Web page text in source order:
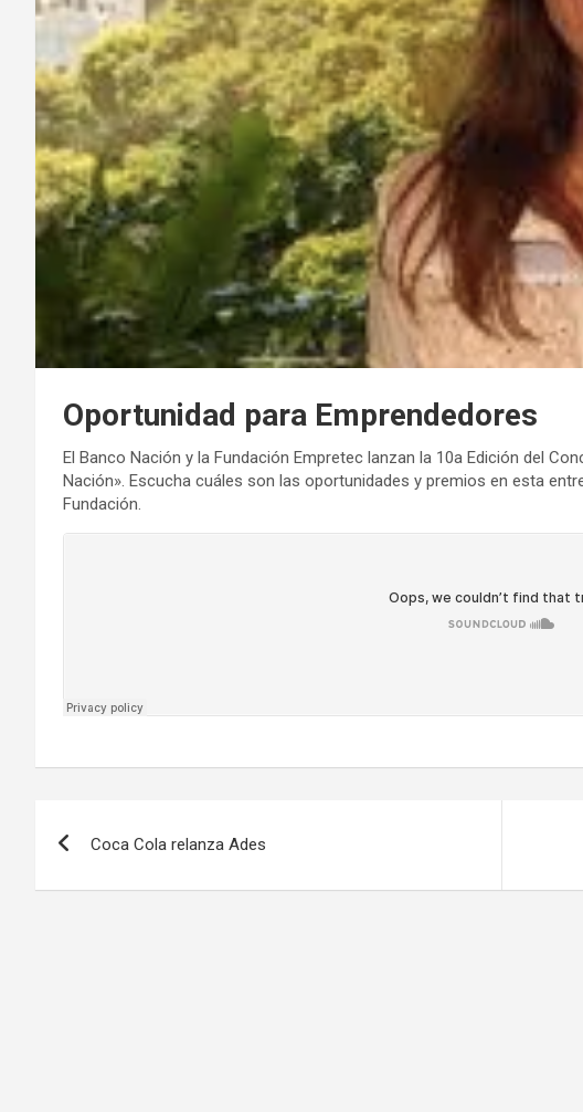
Oportunidad para Emprendedores
El Banco Nación y la Fundación Empretec lanzan la 10a Edición del
Nación». Escucha cuáles son las oportunidades y premios en esta
Fundación.
Coca Cola relanza Ades